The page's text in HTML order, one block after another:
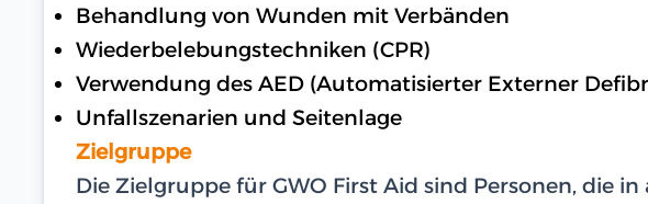
Behandlung von Wunden mit Verbänden
Wiederbelebungstechniken (CPR)
Verwendung des AED (Automatisierter Externer
Unfallszenarien und Seitenlage
Zielgruppe
Die Zielgruppe für GWO First Aid sind Personen, die